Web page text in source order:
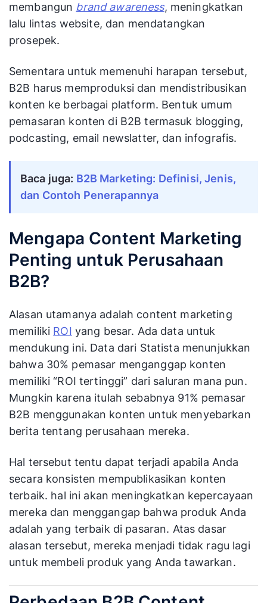
membangun brand awareness, meningkatkan
lalu lintas website, dan mendatangkan
prosepek.
Sementara untuk memenuhi harapan tersebut,
B2B harus memproduksi dan mendistribusikan
konten ke berbagai platform. Bentuk umum
pemasaran konten di B2B termasuk blogging,
podcasting, email newslatter, dan infografis.
Baca juga: B2B Marketing: Definisi, Jenis,
dan Contoh Penerapannya
Mengapa Content Marketing
Penting untuk Perusahaan
B2B?
Alasan utamanya adalah content marketing
memiliki ROI yang besar. Ada data untuk
mendukung ini. Data dari Statista menunjukkan
bahwa 30% pemasar menganggap konten
memiliki “ROI tertinggi” dari saluran mana pun.
Mungkin karena itulah sebabnya 91% pemasar
B2B menggunakan konten untuk menyebarkan
berita tentang perusahaan mereka.
Hal tersebut tentu dapat terjadi apabila Anda
secara konsisten mempublikasikan konten
terbaik. hal ini akan meningkatkan kepercayaan
mereka dan menggangap bahwa produk Anda
adalah yang terbaik di pasaran. Atas dasar
alasan tersebut, mereka menjadi tidak ragu lagi
untuk membeli produk yang Anda tawarkan.